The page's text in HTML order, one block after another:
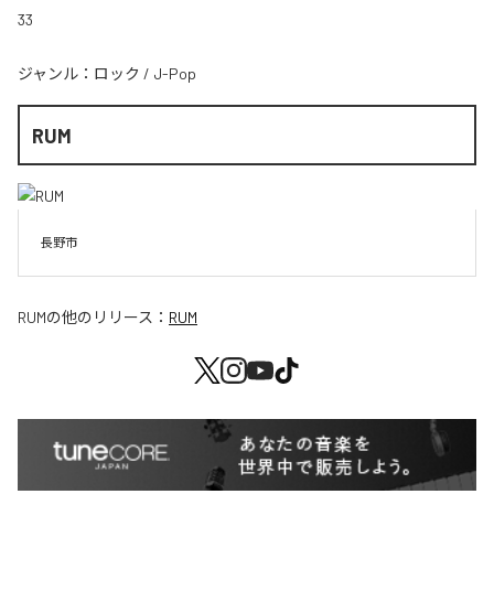
33
ジャンル： ロック / J-Pop
RUM
長野市
RUMの他のリリース： RUM